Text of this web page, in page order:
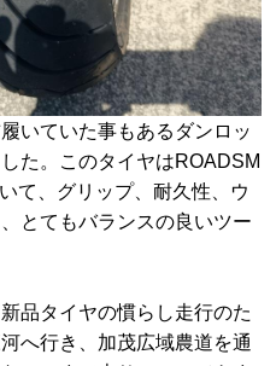
いていた事もあるダンロッ
た。このタイヤはROADSM
て、グリップ、耐久性、ウ
とてもバランスの良いツー
品タイヤの慣らし走行のた
へ行き、加茂広域農道を通